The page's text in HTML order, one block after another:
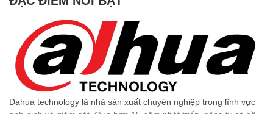
Dahua technology là nhà sản xuất chuyên nghiệp trong lĩnh vực